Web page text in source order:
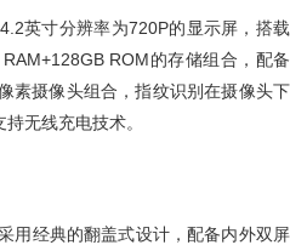
英寸分辨率为720P的显示屏，搭载
ROM的存储组合，配备
素摄像头组合，指纹识别在摄像头下
无线充电技术。
用经典的翻盖式设计，配备内外双屏